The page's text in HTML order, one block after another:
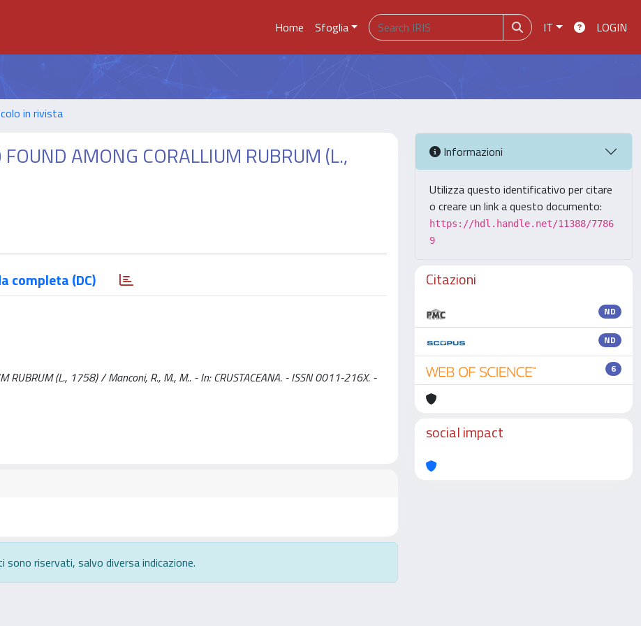
Home Sfoglia IT LOGIN
in rivista
AMONG CORALLIUM RUBRUM (L.,
completa (DC)
RUBRUM (L., 1758) / Manconi, R., M., M.. - In: CRUSTACEANA. - ISSN 0011-216X. -
riservati, salvo diversa indicazione.
Informazioni
Utilizza questo identificativo per citare
o creare un link a questo documento:
https://hdl.handle.net/11388/7786
9
Citazioni
ND
ND
6
social impact